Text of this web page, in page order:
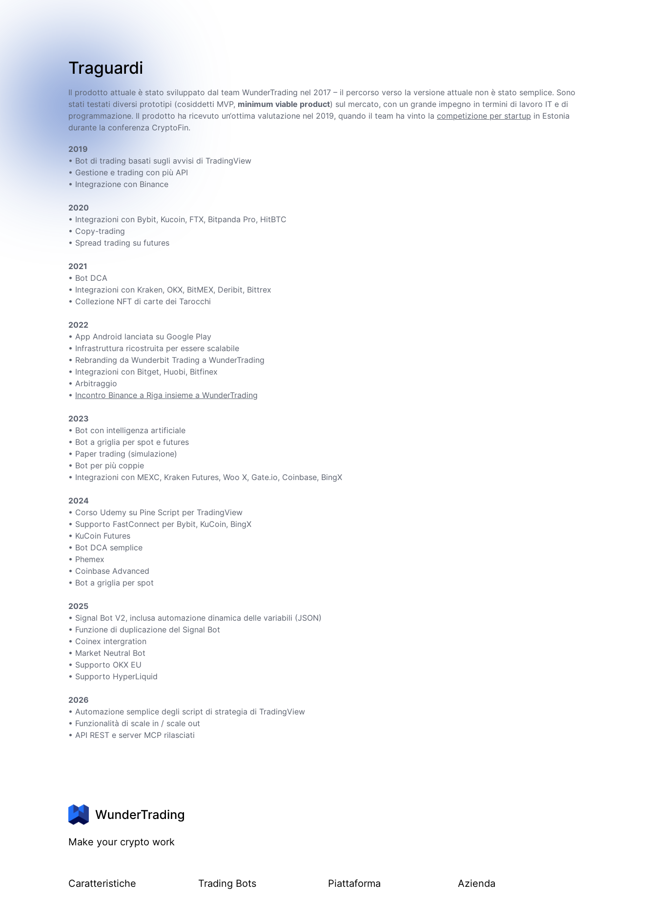
Traguardi
Il prodotto attuale è stato sviluppato dal team WunderTrading nel 2017 – il percorso verso la versione attuale non è stato semplice. Sono
stati testati diversi prototipi (cosiddetti MVP, minimum viable product) sul mercato, con un grande impegno in termini di lavoro IT e di
programmazione. Il prodotto ha ricevuto un‘ottima valutazione nel 2019, quando il team ha vinto la competizione per startup in Estonia
durante la conferenza CryptoFin.
2019
• Bot di trading basati sugli avvisi di TradingView
• Gestione e trading con più API
• Integrazione con Binance
2020
• Integrazioni con Bybit, Kucoin, FTX, Bitpanda Pro, HitBTC
• Copy-trading
• Spread trading su futures
2021
• Bot DCA
• Integrazioni con Kraken, OKX, BitMEX, Deribit, Bittrex
• Collezione NFT di carte dei Tarocchi
2022
• App Android lanciata su Google Play
• Infrastruttura ricostruita per essere scalabile
• Rebranding da Wunderbit Trading a WunderTrading
• Integrazioni con Bitget, Huobi, Bitfinex
• Arbitraggio
• Incontro Binance a Riga insieme a WunderTrading
2023
• Bot con intelligenza artificiale
• Bot a griglia per spot e futures
• Paper trading (simulazione)
• Bot per più coppie
• Integrazioni con MEXC, Kraken Futures, Woo X, Gate.io, Coinbase, BingX
2024
• Corso Udemy su Pine Script per TradingView
• Supporto FastConnect per Bybit, KuCoin, BingX
• KuCoin Futures
• Bot DCA semplice
• Phemex
• Coinbase Advanced
• Bot a griglia per spot
2025
• Signal Bot V2, inclusa automazione dinamica delle variabili (JSON)
• Funzione di duplicazione del Signal Bot
• Coinex intergration
• Market Neutral Bot
• Supporto OKX EU
• Supporto HyperLiquid
2026
• Automazione semplice degli script di strategia di TradingView
• Funzionalità di scale in / scale out
• API REST e server MCP rilasciati
Make your crypto work
Caratteristiche Trading Bots Piattaforma Azienda